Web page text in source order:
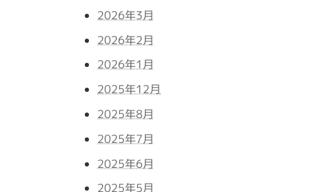
2026年3月
2026年2月
2026年1月
2025年12月
2025年8月
2025年7月
2025年6月
2025年5月